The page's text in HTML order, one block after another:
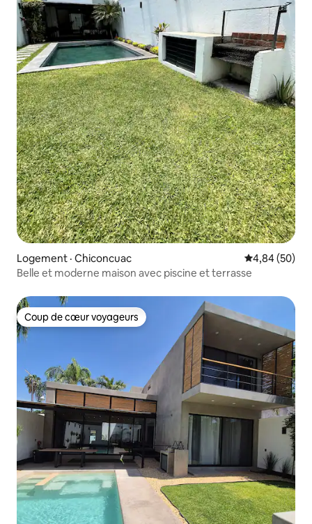
Logement · Chiconcuac Note
4,84 (50)
Belle et moderne maison avec piscine et terrasse
Coup de cœur voyageurs
Coup de cœur voyageurs